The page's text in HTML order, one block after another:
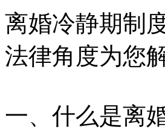
离婚冷静期制
法律角度为您
一、什么是离